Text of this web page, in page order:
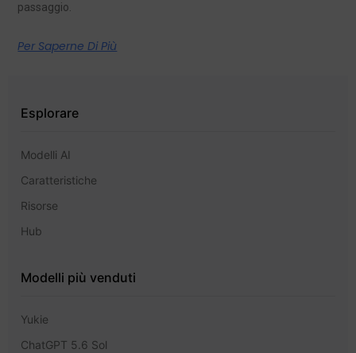
passaggio.
Per Saperne Di Più
Esplorare
Modelli AI
Caratteristiche
Risorse
Hub
Modelli più venduti
Yukie
ChatGPT 5.6 Sol